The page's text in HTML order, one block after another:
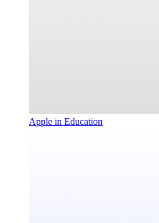
Apple in Education